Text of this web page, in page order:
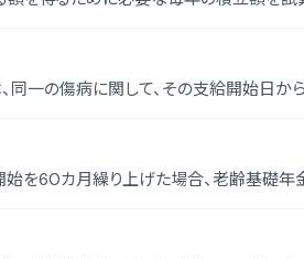
の傷病に関して、その支給開始日か
を60カ月繰り上げた場合、老齢基礎年